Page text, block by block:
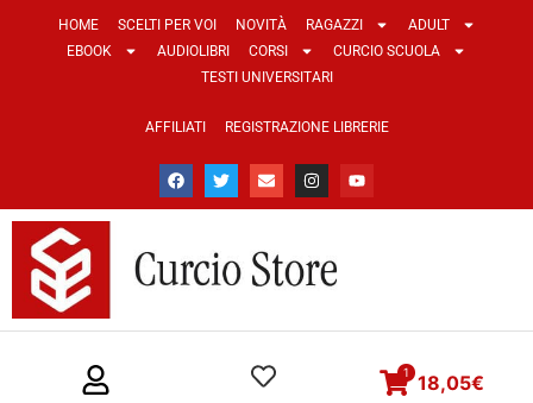
HOME SCELTI PER VOI NOVITÀ RAGAZZI
ADULT
EBOOK
AUDIOLIBRI CORSI
CURCIO SCUOLA
TESTI UNIVERSITARI
AFFILIATI REGISTRAZIONE LIBRERIE
18,05€
1